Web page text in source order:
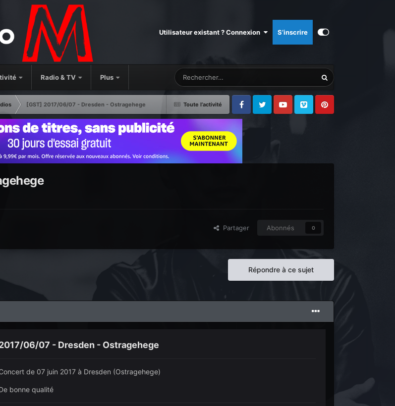
Utilisateur existant ? Connexion S’inscrire
Radio & TV Plus
Toute l’activité
[GST] 2017/06/07 - Dresden - Ostragehege
FacebookTwitter Youtube Vimeo Pinterest
Partager Abonnés 0
Répondre à ce sujet
06/07 - Dresden - Ostragehege
de 07 juin 2017 à Dresden (Ostragehege)
bonne qualité